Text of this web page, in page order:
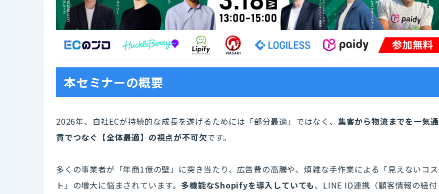
本セミナーの概要
2026年、自社ECが持続的な成長を遂げるためには「部分最適」ではなく、 集客から物流までを一気通
貫でつなぐ【全体最適】の視点が不可欠です。
多くの事業者が「年商1億の壁」に突き当たり、広告費の高騰や、煩雑な手作業による「見えないコス
ト」の増大に悩まされています。 多機能なShopifyを導入していても、LINE ID連携（顧客情報の紐付